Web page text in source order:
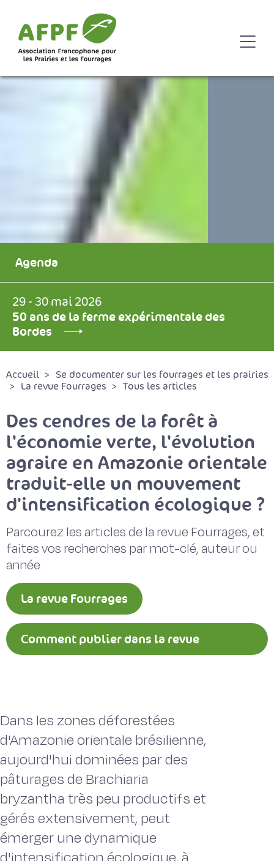
Agenda
29 - 30 mai 2026
50 ans de la ferme expérimentale des
Bordes
Accueil
Se documenter sur les fourrages et les prairies
La revue Fourrages
Tous les articles
Des cendres de la forêt à
l'économie verte, l'évolution
agraire en Amazonie orientale
traduit-elle un mouvement
d'intensification écologique ?
Parcourez les articles de la revue Fourrages, et
faites vos recherches par mot-clé, auteur ou
année
La revue Fourrages
Comment publier dans la revue
Dans les zones déforestées
d'Amazonie orientale brésilienne,
aujourd'hui dominées par des
pâturages de Brachiaria
bryzantha très peu productifs et
gérés extensivement, peut
émerger une dynamique